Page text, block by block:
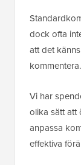
dock ofta
att det
kommentera.
Vi har
olika sätt att
anpassa
effektiva